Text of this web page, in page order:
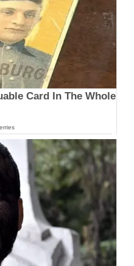
Card In The Whole